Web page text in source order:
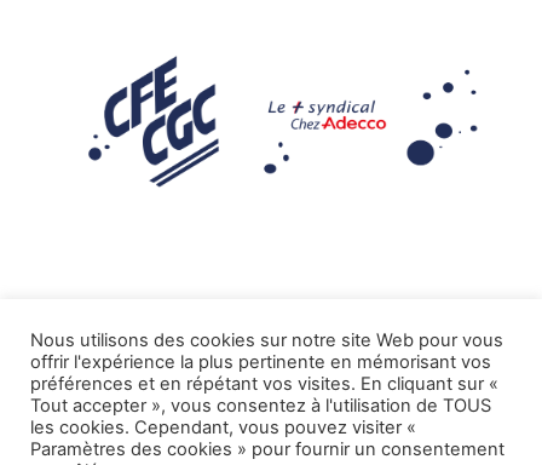
Mentions légales
Tous droits réservés CFE-CGC ADECCO.
Nous utilisons des cookies sur notre site Web pour vous
offrir l'expérience la plus pertinente en mémorisant vos
préférences et en répétant vos visites. En cliquant sur «
Tout accepter », vous consentez à l'utilisation de TOUS
les cookies. Cependant, vous pouvez visiter «
Paramètres des cookies » pour fournir un consentement